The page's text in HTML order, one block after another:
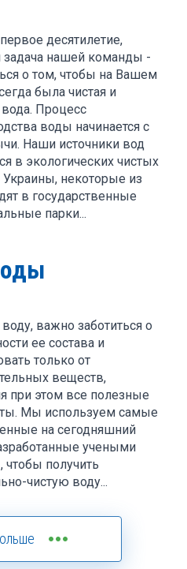
десятилетие,
задача нашей команды -
о том, чтобы на Вашем
была чистая и
Процесс
воды начинается с
Наши источники вод
в экологических чистых
Украины, некоторые из
в государственные
парки...
важно заботиться о
ее состава и
только от
веществ,
при этом все полезные
Мы используем самые
на сегодняшний
учеными
чтобы получить
чистую воду...
more_horiz